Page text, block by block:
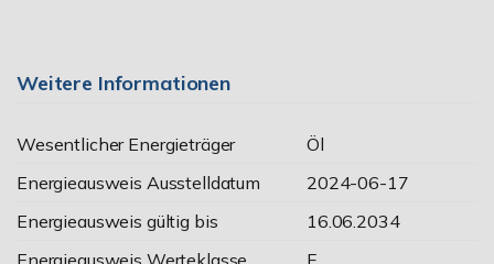
Weitere Informationen
Wesentlicher Energieträger
Öl
Energieausweis Ausstelldatum
2024-06-17
Energieausweis gültig bis
16.06.2034
Energieausweis Werteklasse
F